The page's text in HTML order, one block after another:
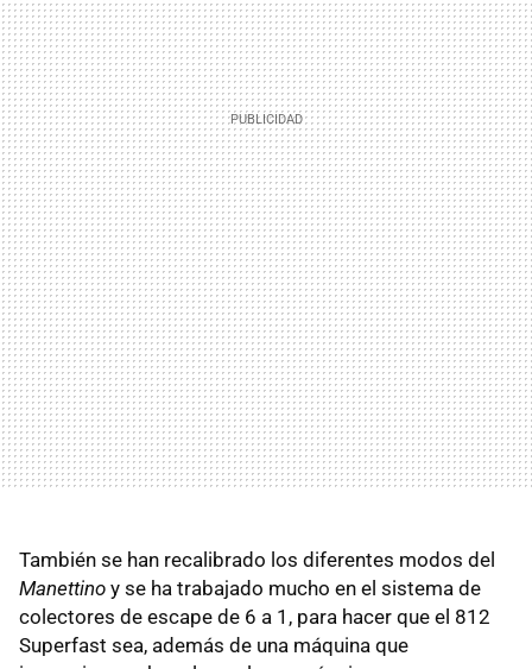
También se han recalibrado los diferentes modos del
Manettino y se ha trabajado mucho en el sistema de
colectores de escape de 6 a 1, para hacer que el 812
Superfast sea, además de una máquina que